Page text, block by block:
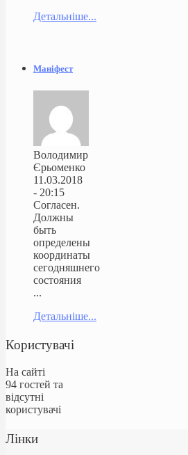
Детальніше...
Маніфест
Володимир
Єрьоменко
11.03.2018
- 20:15
Согласен.
Должны
быть
определены
координаты
сегодняшнего
состояния
...
Детальніше...
Користувачі
На сайті
94 гостей та
відсутні
користувачі
Лінки